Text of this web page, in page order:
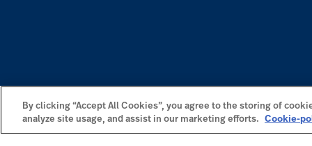
By clicking “Accept All Cookies”, you agree to the storing of
analyze site usage, and assist in our marketing efforts.
Cookie-